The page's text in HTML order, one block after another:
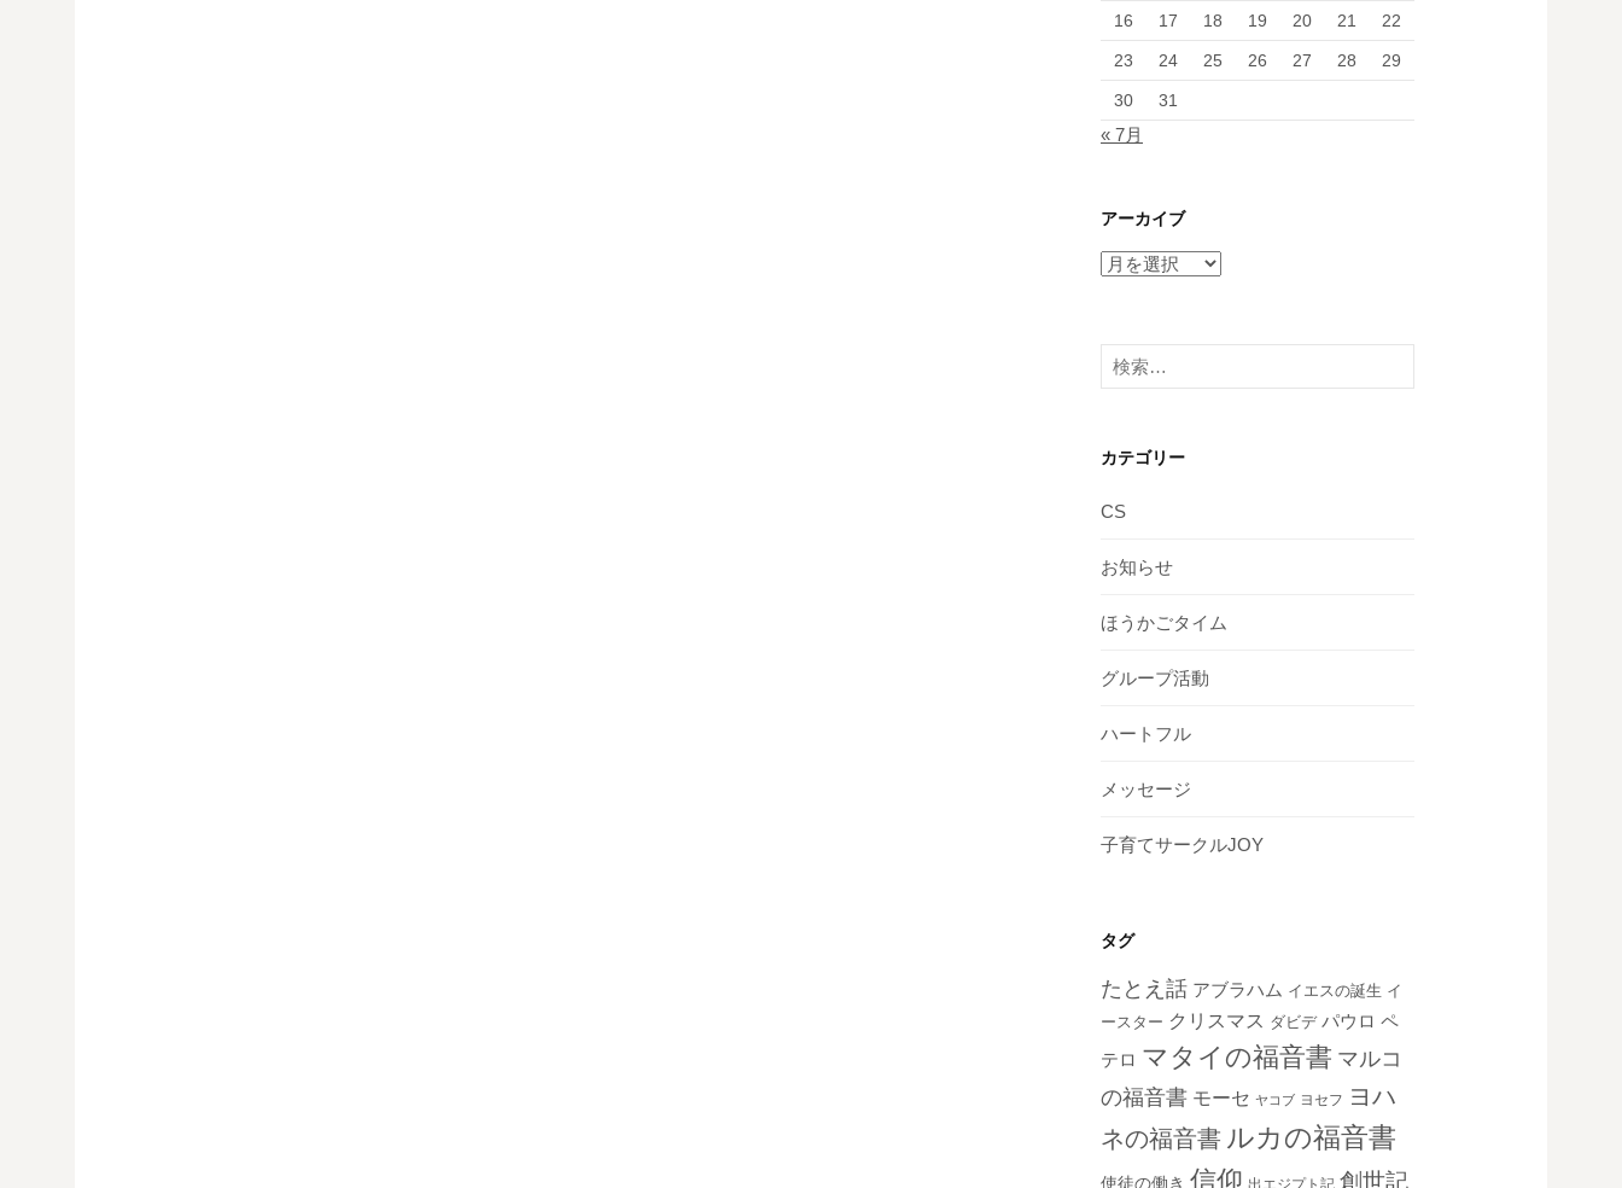
16 17 18 19 20 21 22
23 24 25 26 27 28 29
30 31
« 7月
アーカイブ
ア
イ
ブ
検
索:
カテゴリー
CS
お知らせ
ほうかごタイム
グループ活動
ハートフル
メッセージ
子育てサークルJOY
タグ
たとえ話 アブラハム イエスの誕生 イ
ースター クリスマス ダビデ パウロ ペ
テロ マタイの福音書 マルコ
の福音書 モーセ ヤコブ ヨセフ ヨハ
ネの福音書 ルカの福音書
使徒の働き 信仰 出エジプト記 創世記